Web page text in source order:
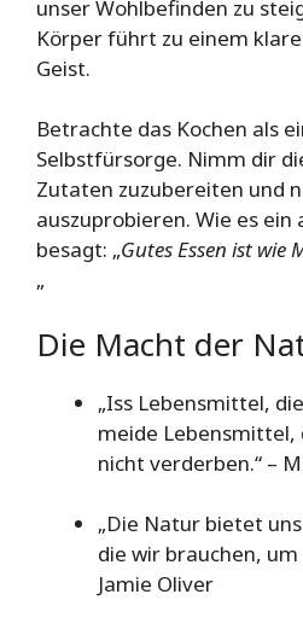
unser Wohlbefinden zu
Körper führt zu einem
Geist.
Betrachte das Kochen als
Selbstfürsorge. Nimm dir
Zutaten zuzubereiten und
auszuprobieren. Wie es ein
besagt: „Gutes Essen ist wie
„
Die Macht der
„Iss Lebensmittel,
meide Lebensmittel,
nicht verderben.“ –
„Die Natur bietet
die wir brauchen, um
Jamie Oliver